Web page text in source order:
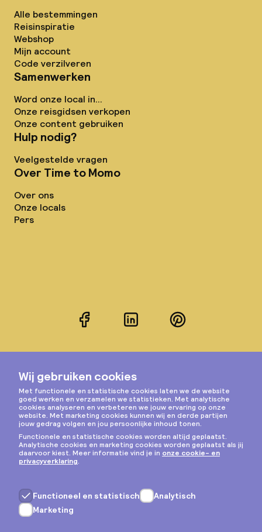
Alle bestemmingen
Reisinspiratie
Webshop
Mijn account
Code verzilveren
Samenwerken
Word onze local in...
Onze reisgidsen verkopen
Onze content gebruiken
Hulp nodig?
Veelgestelde vragen
Over Time to Momo
Over ons
Onze locals
Pers
FacebookLinkedInPinterest
Instagram
Privacy & cookies
Algemene voorwaarden